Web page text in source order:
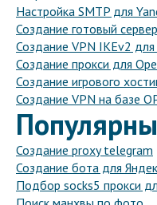
Настройка SMTP для
Создание готовый
Создание VPN IKEv2
Создание прокси для
Создание игрового
Создание VPN на базе
Создание proxy telegram
Создание бота для
Подбор socks5 прокси